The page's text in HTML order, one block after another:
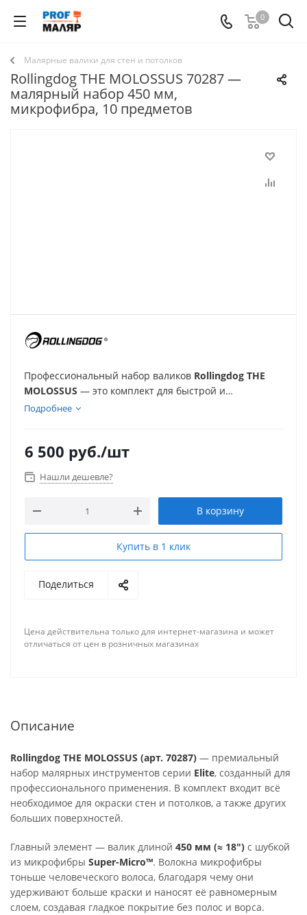
0
Малярные валики для стен и потолков
Rollingdog THE MOLOSSUS 70287 —
малярный набор 450 мм,
микрофибра, 10 предметов
Профессиональный набор валиков Rollingdog THE
MOLOSSUS — это комплект для быстрой и
качественной окраски больших площадей. Валик
лоток обеспечивают удобство и эффективность в
Подробнее
6 500 руб./шт
Нашли дешевле?
В корзину
Купить в 1 клик
Поделиться
Цена действительна только для интернет-магазина и может
отличаться от цен в розничных магазинах
Описание
Rollingdog THE MOLOSSUS (арт. 70287) — премиальный
набор малярных инструментов серии Elite, созданный для
профессионального применения. В комплект входит всё
необходимое для окраски стен и потолков, а также других
больших поверхностей.
Главный элемент — валик длиной 450 мм (≈ 18″) с шубкой
из микрофибры Super-Micro™. Волокна микрофибры
тоньше человеческого волоса, благодаря чему они
удерживают больше краски и наносят её равномерным
слоем, создавая гладкое покрытие без полос и ворса.